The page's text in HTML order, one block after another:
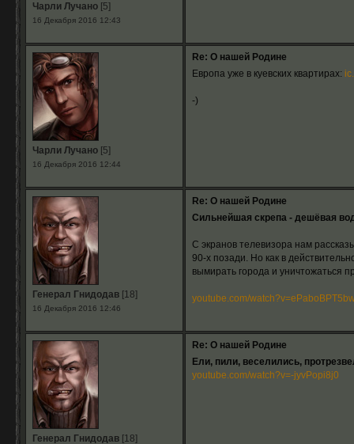
Чарли Лучано[5]
16 Декабря 2016 12:43
Чарли Лучано[5]
16 Декабря 2016 12:44
Re: О нашей Родине
Европа уже в куевских квартирах:
-)
Генерал Гнидодав[18]
16 Декабря 2016 12:46
Re: О нашей Родине
Сильнейшая скрепа - дешёвая
С экранов телевизора нам
90-х позади. Но как в
вымирать города и уничтожаться
youtube.com/
Генерал Гнидодав[18]
Re: О нашей Родине
Ели, пили, веселились,
youtube.com/watch?v=-jyvPopi8j0